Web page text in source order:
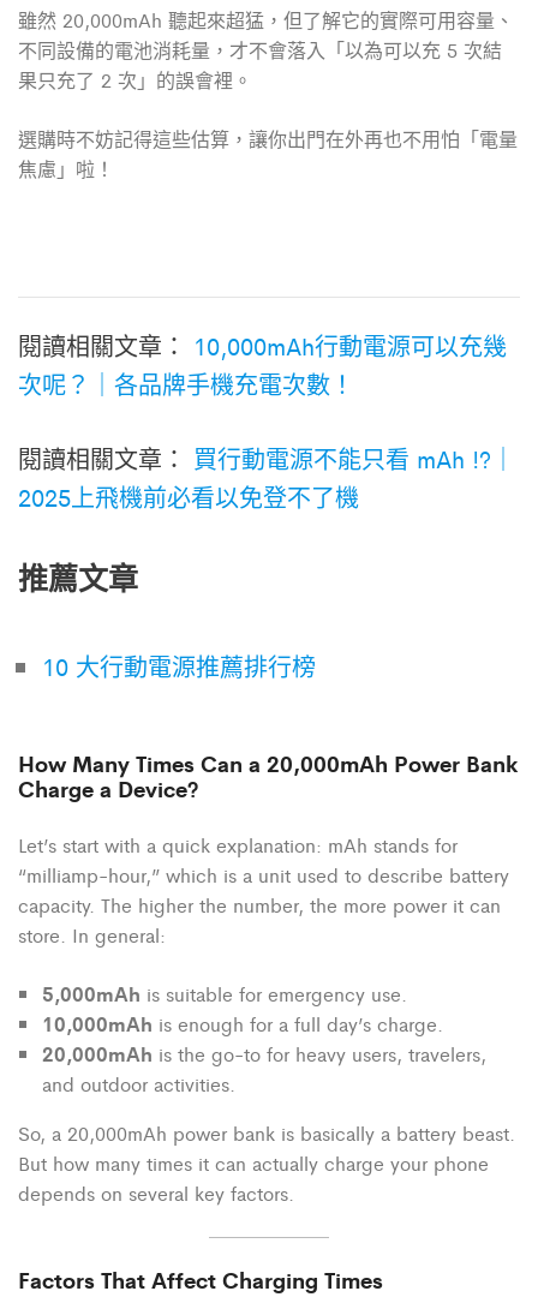
雖然 20,000mAh 聽起來超猛，但了解它的實際可用容量、
不同設備的電池消耗量，才不會落入「以為可以充 5 次結
果只充了 2 次」的誤會裡。
選購時不妨記得這些估算，讓你出門在外再也不用怕「電量
焦慮」啦！
閱讀相關文章： 10,000mAh行動電源可以充幾
次呢？｜各品牌手機充電次數！
閱讀相關文章： 買行動電源不能只看 mAh !?｜
2025上飛機前必看以免登不了機
推薦文章
10 大行動電源推薦排行榜
How Many Times Can a 20,000mAh Power Bank
Charge a Device?
Let’s start with a quick explanation: mAh stands for
“milliamp-hour,” which is a unit used to describe battery
capacity. The higher the number, the more power it can
store. In general:
5,000mAh is suitable for emergency use.
10,000mAh is enough for a full day’s charge.
20,000mAh is the go-to for heavy users, travelers,
and outdoor activities.
So, a 20,000mAh power bank is basically a battery beast.
But how many times it can actually charge your phone
depends on several key factors.
Factors That Affect Charging Times